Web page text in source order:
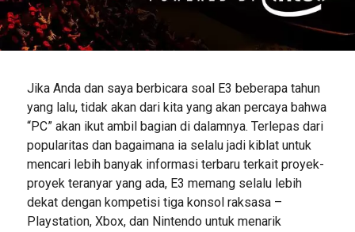
Jika Anda dan saya berbicara soal E3 beberapa tahun
yang lalu, tidak akan dari kita yang akan percaya bahwa
“PC” akan ikut ambil bagian di dalamnya. Terlepas dari
popularitas dan bagaimana ia selalu jadi kiblat untuk
mencari lebih banyak informasi terbaru terkait proyek-
proyek teranyar yang ada, E3 memang selalu lebih
dekat dengan kompetisi tiga konsol raksasa –
Playstation, Xbox, dan Nintendo untuk menarik